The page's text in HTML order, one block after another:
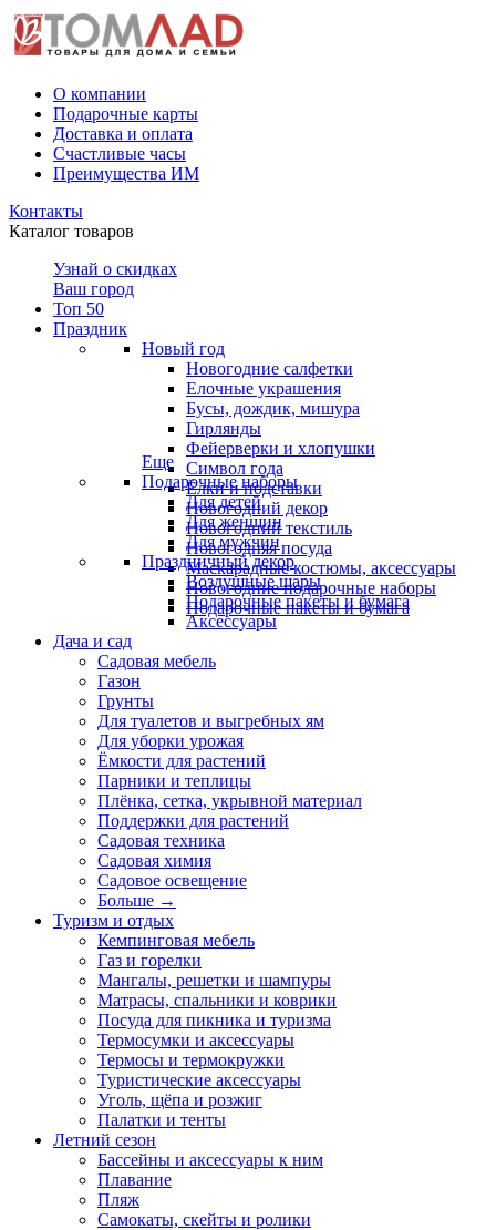
О компании
Подарочные карты
Доставка и оплата
Счастливые часы
Преимущества ИМ
Контакты
Каталог товаров
Узнай о скидках
Ваш город
Топ 50
Праздник
Новый год
Новогодние салфетки
Елочные украшения
Бусы, дождик, мишура
Гирлянды
Фейерверки и хлопушки
Символ года
Ёлки и подставки
Новогодний декор
Новогодний текстиль
Новогодняя посуда
Маскарадные костюмы, аксессуары
Новогодние подарочные наборы
Подарочные пакеты и бумага
Еще
Подарочные наборы
Для детей
Для женщин
Для мужчин
Праздничный декор
Воздушные шары
Подарочные пакеты и бумага
Аксессуары
Дача и сад
Садовая мебель
Газон
Грунты
Для туалетов и выгребных ям
Для уборки урожая
Ёмкости для растений
Парники и теплицы
Плёнка, сетка, укрывной материал
Поддержки для растений
Садовая техника
Садовая химия
Садовое освещение
Больше →
Туризм и отдых
Кемпинговая мебель
Газ и горелки
Мангалы, решетки и шампуры
Матрасы, cпальники и коврики
Посуда для пикника и туризма
Термосумки и аксессуары
Термосы и термокружки
Туристические аксессуары
Уголь, щёпа и розжиг
Палатки и тенты
Летний сезон
Бассейны и аксессуары к ним
Плавание
Пляж
Самокаты, скейты и ролики